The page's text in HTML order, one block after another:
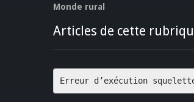
Monde rural
Articles de cette
Erreur d’exécution